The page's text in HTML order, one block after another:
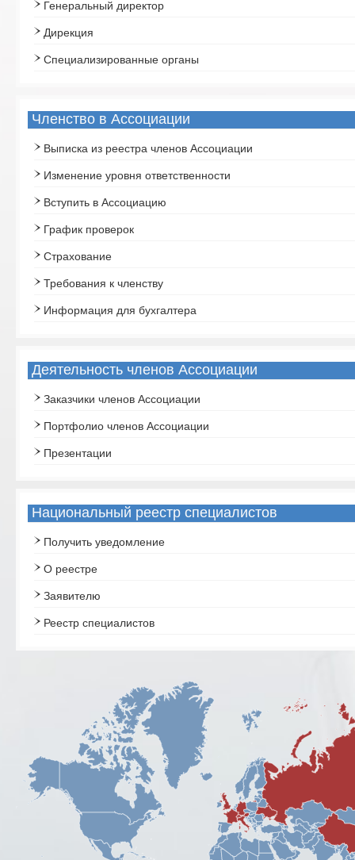
Генеральный директор
Дирекция
Специализированные органы
Членство в Ассоциации
Выписка из реестра членов Ассоциации
Изменение уровня ответственности
Вступить в Ассоциацию
График проверок
Страхование
Требования к членству
Информация для бухгалтера
Деятельность членов Ассоциации
Заказчики членов Ассоциации
Портфолио членов Ассоциации
Презентации
Национальный реестр специалистов
Получить уведомление
О реестре
Заявителю
Реестр специалистов